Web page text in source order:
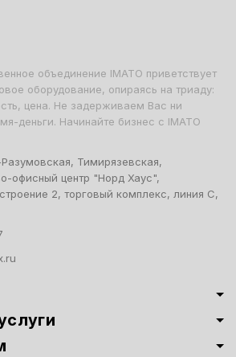
объединение IMATO приветствует
оборудование, опираясь на триаду:
цена. Не задерживаем Вас ни
деньги. Начинайте бизнес с IMATO
Тимирязевская,
офисный центр "Норд Хаус",
2, торговый комплекс, линия С,